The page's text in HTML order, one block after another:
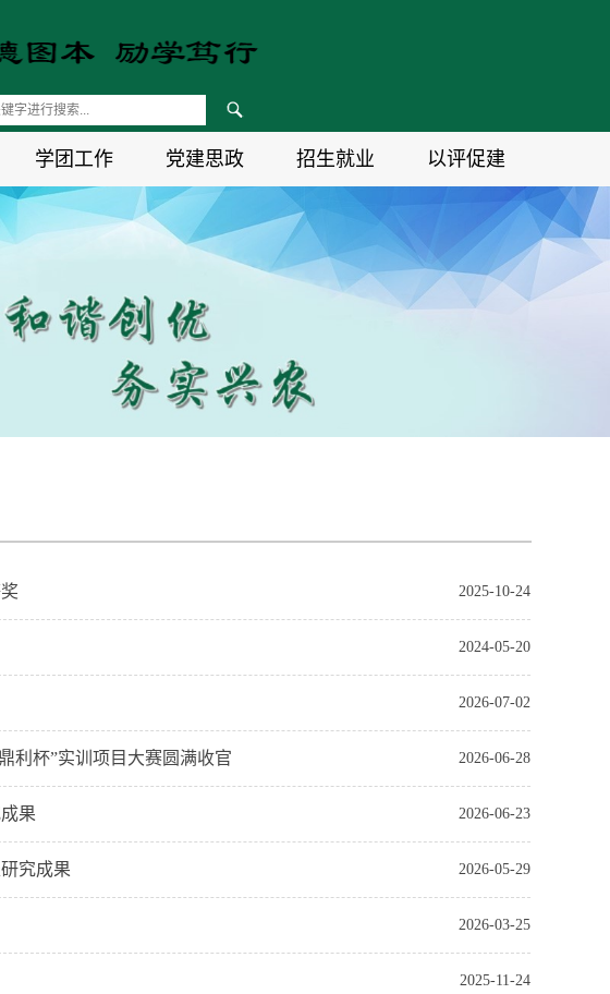
学团工作 党建思政 招生就业 以评促建
2025-10-24
2024-05-20
2026-07-02
利杯”实训项目大赛圆满收官 2026-06-28
果 2026-06-23
究成果 2026-05-29
2026-03-25
2025-11-24